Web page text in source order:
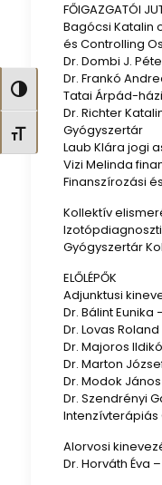
Nagy kontraszt
Betűméret váltása
FŐIGAZGATÓI
Bagócsi Katalin
és Controlling
Dr. Dombi J.
Dr. Frankó
Tatai Árpád-
Dr. Richter
Gyógyszertár
Laub Klára jogi
Vizi Melinda
Finanszírozási
Kollektív
Gyógyszertár
ELŐLÉPŐK
Adjunktusi
Dr. Bálint
Dr. Lovas
Dr. Majoros
Dr. Marton
Dr. Modok
Dr. Szendrényi
Intenzívterápiás
Alorvosi
Dr. Horváth Éva